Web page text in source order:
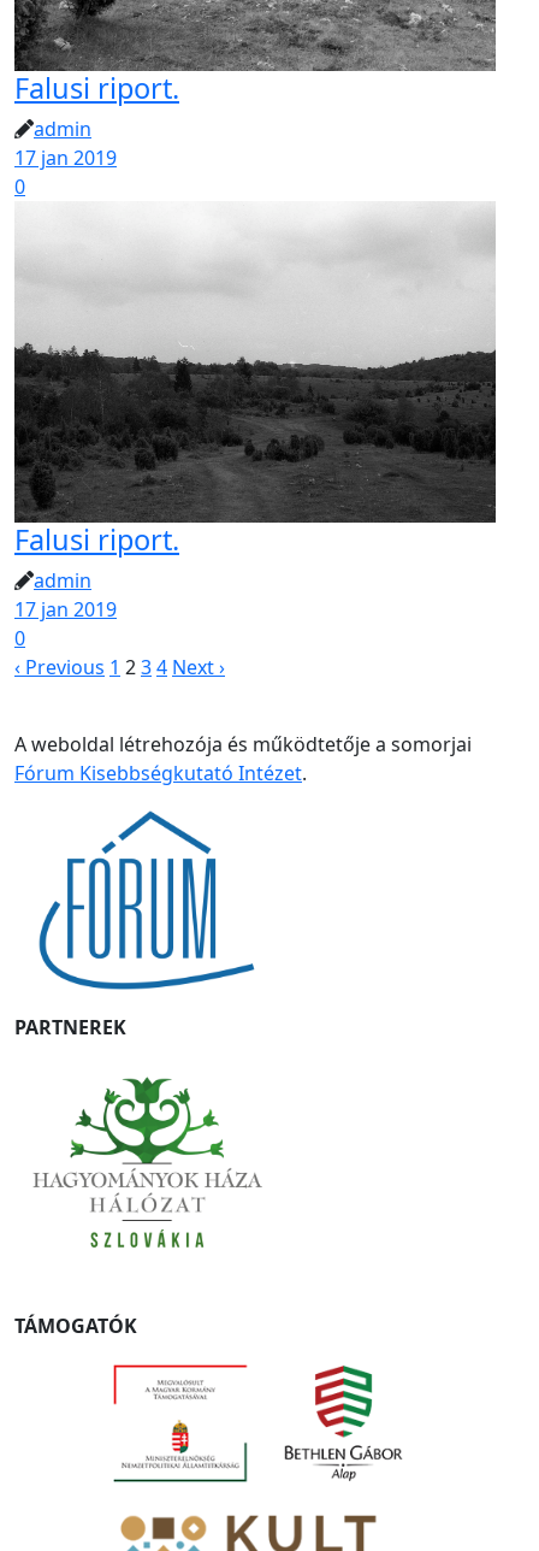
Falusi riport.
admin
17 jan 2019
0
Falusi riport.
admin
17 jan 2019
0
‹ Previous 1 234 Next ›
A weboldal létrehozója és működtetője a somorjai
Fórum Kisebbségkutató Intézet.
PARTNEREK
TÁMOGATÓK